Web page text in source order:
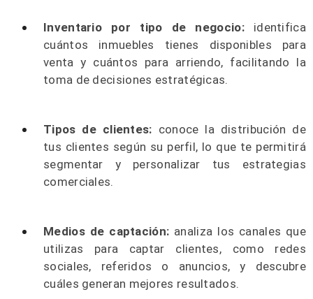
Inventario por tipo de negocio:identifica
cuántos inmuebles tienes disponibles para
venta y cuántos para arriendo, facilitando la
toma de decisiones estratégicas.
Tipos de clientes: conoce la distribución de
tus clientes según su perfil, lo que te permitirá
segmentar y personalizar tus estrategias
comerciales.
Medios de captación: analiza los canales que
utilizas para captar clientes, como redes
sociales, referidos o anuncios, y descubre
cuáles generan mejores resultados.